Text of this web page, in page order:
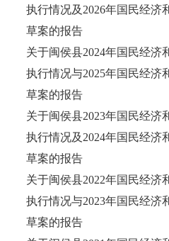
执行情况及2026年国民经济
草案的报告
关于闽侯县2024年国民经济
执行情况与2025年国民经济
草案的报告
关于闽侯县2023年国民经济
执行情况及2024年国民经济
草案的报告
关于闽侯县2022年国民经济
执行情况与2023年国民经济
草案的报告